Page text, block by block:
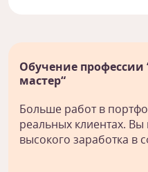
Обучение профессии
мастер“
Больше работ в
реальных клиентах.
высокого заработка в